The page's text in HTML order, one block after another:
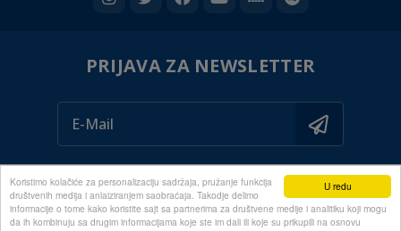
U redu
Koristimo kolačiće za personalizaciju sadržaja, pružanje funkcija
društvenih medija i anlaiziranjem saobraćaja. Takodje delimo
informacije o tome kako koristite sajt sa partnerima za društvene medije i analitiku koji mogu
da ih kombinuju sa drugim informacijama koje ste im dali ili koje su prikupili na osnovu
PRIJAVA ZA NEWSLETTER